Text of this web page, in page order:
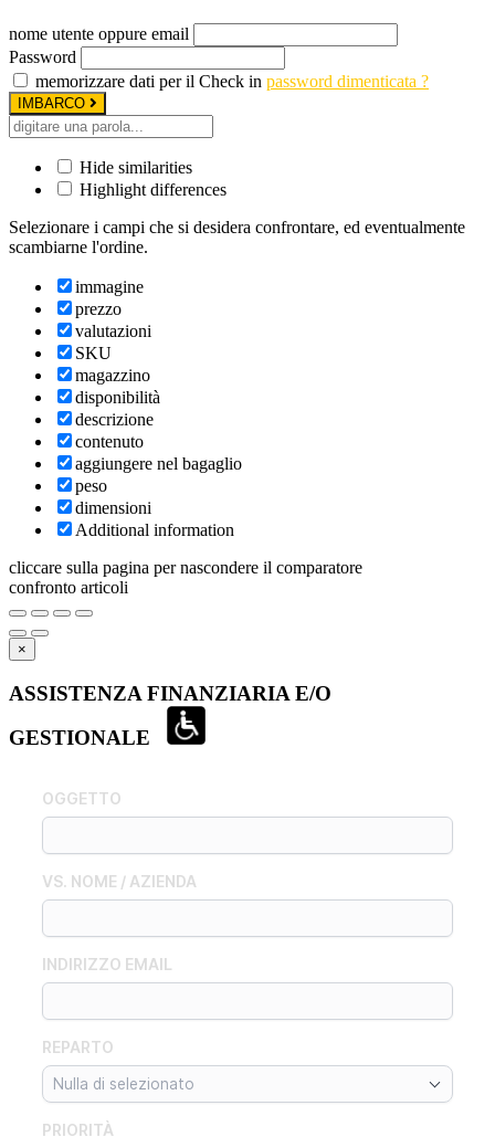
nome utente oppure email
Password
memorizzare dati per il Check in password dimenticata ?
IMBARCO
Hide similarities
Highlight differences
Selezionare i campi che si desidera confrontare, ed eventualmente
scambiarne l'ordine.
immagine
prezzo
valutazioni
SKU
magazzino
disponibilità
descrizione
contenuto
aggiungere nel bagaglio
peso
dimensioni
Additional information
cliccare sulla pagina per nascondere il comparatore
confronto articoli
×
ASSISTENZA FINANZIARIA E/O
GESTIONALE